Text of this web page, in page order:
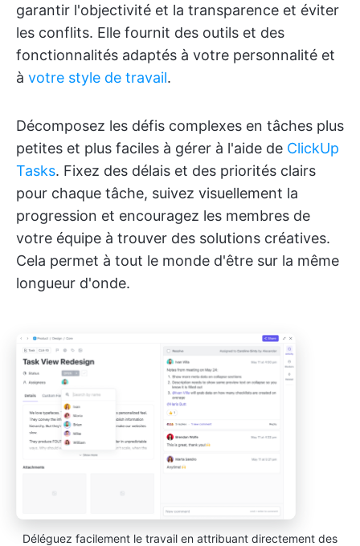
garantir l'objectivité et la transparence et éviter
les conflits. Elle fournit des outils et des
fonctionnalités adaptés à votre personnalité et
à votre style de travail.
Décomposez les défis complexes en tâches plus
petites et plus faciles à gérer à l'aide de ClickUp
Tasks. Fixez des délais et des priorités clairs
pour chaque tâche, suivez visuellement la
progression et encouragez les membres de
votre équipe à trouver des solutions créatives.
Cela permet à tout le monde d'être sur la même
longueur d'onde.
Déléguez facilement le travail en attribuant directement des